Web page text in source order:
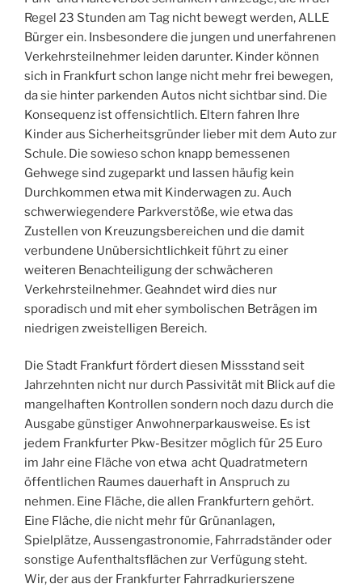
Regel 23 Stunden am Tag nicht bewegt werden, ALLE
Bürger ein. Insbesondere die jungen und unerfahrenen
Verkehrsteilnehmer leiden darunter. Kinder können
sich in Frankfurt schon lange nicht mehr frei bewegen,
da sie hinter parkenden Autos nicht sichtbar sind. Die
Konsequenz ist offensichtlich. Eltern fahren Ihre
Kinder aus Sicherheitsgründer lieber mit dem Auto zur
Schule. Die sowieso schon knapp bemessenen
Gehwege sind zugeparkt und lassen häufig kein
Durchkommen etwa mit Kinderwagen zu. Auch
schwerwiegendere Parkverstöße, wie etwa das
Zustellen von Kreuzungsbereichen und die damit
verbundene Unübersichtlichkeit führt zu einer
weiteren Benachteiligung der schwächeren
Verkehrsteilnehmer. Geahndet wird dies nur
sporadisch und mit eher symbolischen Beträgen im
niedrigen zweistelligen Bereich.
Die Stadt Frankfurt fördert diesen Missstand seit
Jahrzehnten nicht nur durch Passivität mit Blick auf die
mangelhaften Kontrollen sondern noch dazu durch die
Ausgabe günstiger Anwohnerparkausweise. Es ist
jedem Frankfurter Pkw-Besitzer möglich für 25 Euro
im Jahr eine Fläche von etwa acht Quadratmetern
öffentlichen Raumes dauerhaft in Anspruch zu
nehmen. Eine Fläche, die allen Frankfurtern gehört.
Eine Fläche, die nicht mehr für Grünanlagen,
Spielplätze, Aussengastronomie, Fahrradständer oder
sonstige Aufenthaltsflächen zur Verfügung steht.
Wir, der aus der Frankfurter Fahrradkurierszene